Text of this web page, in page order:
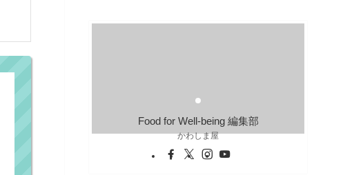
Food for Well-being 編集部
かわしま屋